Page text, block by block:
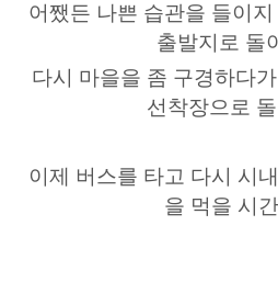
어쨌든 나쁜 습관을 들이지
출발지로 돌
다시 마을을 좀 구경하다
선착장으로
이제 버스를 타고 다시 시
을 먹을 시